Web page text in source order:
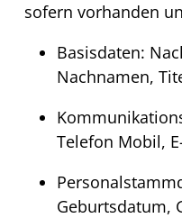
sofern vorhanden
Basisdaten:
Nachnamen,
Telefon Mobil,
Geburtsdatum,